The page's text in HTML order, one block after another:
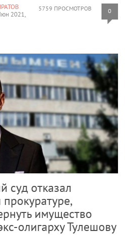
5759 ПРОСМОТРОВ 0
2021,
суд отказал
имущество
олигарху Тулешову